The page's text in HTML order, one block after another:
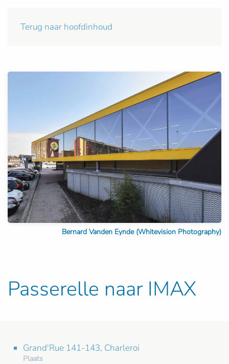
Terug naar hoofdinhoud
Bernard Vanden Eynde (Whitevision Photography)
Passerelle naar IMAX
Grand'Rue 141-143, Charleroi
Plaats